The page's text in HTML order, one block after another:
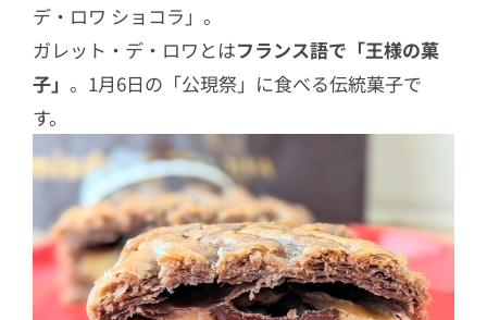
デ・ロワ ショコラ」。
ガレット・デ・ロワとはフランス語で「王様の菓
子」 。1月6日の「公現祭」に食べる伝統菓子で
す。